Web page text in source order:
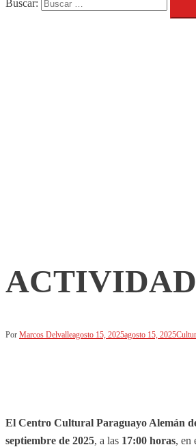
Buscar:
Por Marcos Delvalleagosto 15, 2025agosto 15, 2025
El Centro Cultural Paraguayo Alemán
septiembre de 2025, a las 17:00 horas, en